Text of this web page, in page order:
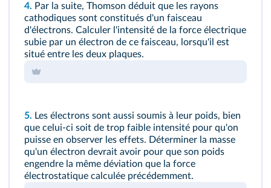
4. Par la suite, Thomson déduit que les rayons
cathodiques sont constitués d'un faisceau
d'électrons. Calculer l'intensité de la force électrique
subie par un électron de ce faisceau, lorsqu'il est
situé entre les deux plaques.
5. Les électrons sont aussi soumis à leur poids, bien
que celui-ci soit de trop faible intensité pour qu'on
puisse en observer les effets. Déterminer la masse
qu'un électron devrait avoir pour que son poids
engendre la même déviation que la force
électrostatique calculée précédemment.